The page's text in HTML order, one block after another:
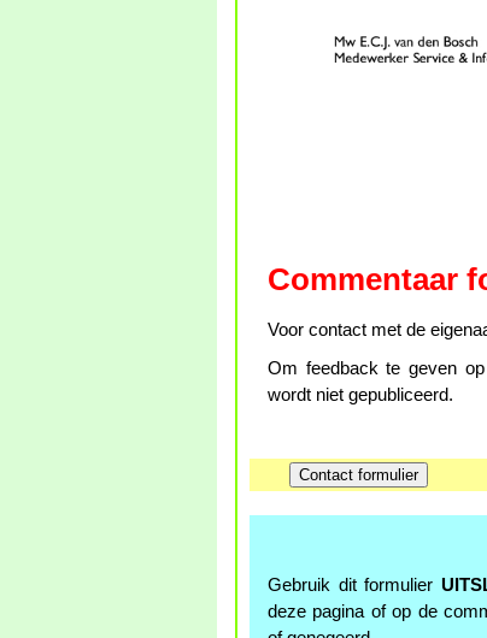
Commentaar
Voor contact met de
Om feedback te geven
wordt niet gepubliceerd.
Gebruik dit formulier
deze pagina of op de